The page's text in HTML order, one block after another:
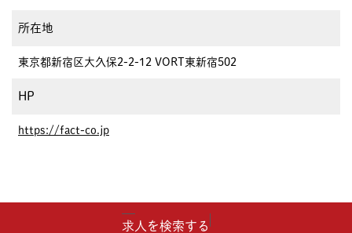
所在地
東京都新宿区大久保2-2-12 VORT東新宿502
HP
https://fact-co.jp
求人を検索する